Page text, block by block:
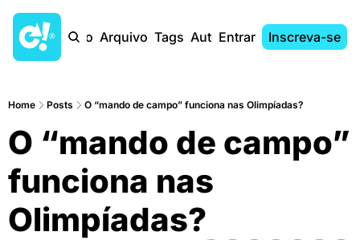
Início Arquivo Tags AutoresEntrar Inscreva-se
Home Posts O “mando de campo” funciona nas Olimpíadas?
O “mando de campo”
funciona nas
Olimpíadas?